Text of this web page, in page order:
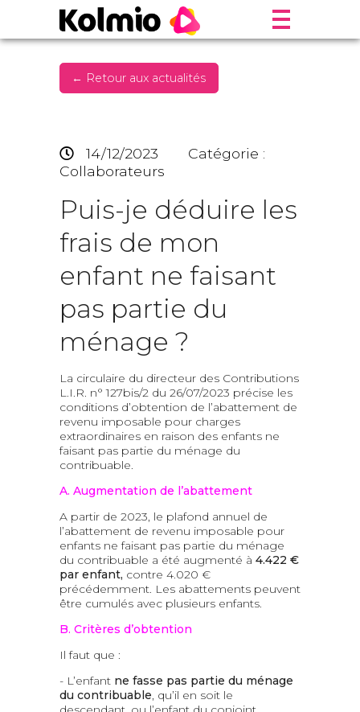
← Retour aux actualités
14/12/2023
Catégorie :
Collaborateurs
Puis-je déduire les
frais de mon
enfant ne faisant
pas partie du
ménage ?
La circulaire du directeur des Contributions
L.I.R. n° 127bis/2 du 26/07/2023 précise les
conditions d’obtention de l’abattement de
revenu imposable pour charges
extraordinaires en raison des enfants ne
faisant pas partie du ménage du
contribuable.
A. Augmentation de l’abattement
A partir de 2023, le plafond annuel de
l’abattement de revenu imposable pour
enfants ne faisant pas partie du ménage
du contribuable a été augmenté à 4.422 €
par enfant, contre 4.020 €
précédemment. Les abattements peuvent
être cumulés avec plusieurs enfants.
B. Critères d’obtention
Il faut que :
- L’enfant ne fasse pas partie du ménage
du contribuable, qu’il en soit le